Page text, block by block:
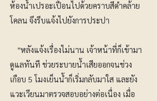
ห้องน้ำเปรอะเปื้อนไปด้วยคราบสีดำคล้าย
โคลน จึงรีบแจ้งไปยังการประปา
"หลังแจ้งเรื่องไม่นาน เจ้าหน้าที่ก็เข้ามา
ดูแลทันที ช่วยระบายน้ำเสียออกจนช่วง
เกือบ 5 โมงเย็นน้ำก็เริ่มกลับมาใส และยัง
แวะเวียนมาตรวจสอบอย่างต่อเนื่อง เมื่อ